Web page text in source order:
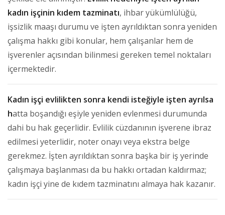
kadın işçinin kıdem tazminatı, ihbar yükümlülüğü,
işsizlik maaşı durumu ve işten ayrıldıktan sonra yeniden
çalışma hakkı gibi konular, hem çalışanlar hem de
işverenler açısından bilinmesi gereken temel noktaları
içermektedir.
Kadın işçi evlilikten sonra kendi isteğiyle işten ayrılsa
hatta boşandığı eşiyle yeniden evlenmesi durumunda
dahi bu hak geçerlidir. Evlilik cüzdanının işverene ibraz
edilmesi yeterlidir, noter onayı veya ekstra belge
gerekmez. İşten ayrıldıktan sonra başka bir iş yerinde
çalışmaya başlanması da bu hakkı ortadan kaldırmaz;
kadın işçi yine de kıdem tazminatını almaya hak kazanır.